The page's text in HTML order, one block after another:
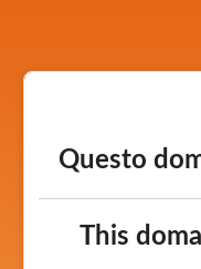
Questo
This